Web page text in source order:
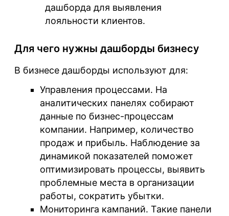
дашборда для выявления
лояльности клиентов.
Для чего нужны дашборды бизнесу
В бизнесе дашборды используют для:
Управления процессами. На
аналитических панелях собирают
данные по бизнес-процессам
компании. Например, количество
продаж и прибыль. Наблюдение за
динамикой показателей поможет
оптимизировать процессы, выявить
проблемные места в организации
работы, сократить убытки.
Мониторинга кампаний. Такие панели